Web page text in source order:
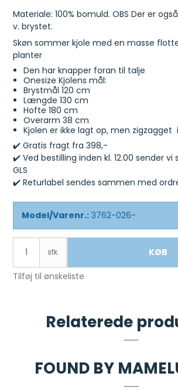
Materiale: 100% bomuld. OBS Der er
v. brystet.
Skøn sommer kjole med en masse
planter
Den har knapper foran til talje
Onesize Kjolens mål:
Brystmål 120 cm
Længde 130 cm
Hofte 180 cm
Overarm 38 cm
Kjolen er ikke lagt op, men zigzagget
✔️ Gratis fragt fra 398,-
✔️ Ved bestilling inden kl. 12.00 sender
GLS
✔️ Returlabel sendes sammen med
Model/Varenr.: 3762-026-
stk. KØB
Tilføj til ønskeliste
Relaterede
FOUND BY